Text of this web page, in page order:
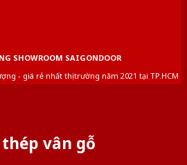
SHOWROOM SAIGONDOOR
- giá rẻ nhất thị trường năm 2021 tại TP.HCM
vân gỗ